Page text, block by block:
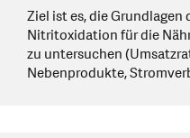
Ziel ist es, die
Nitritoxidation für die
zu untersuchen
Nebenprodukte,